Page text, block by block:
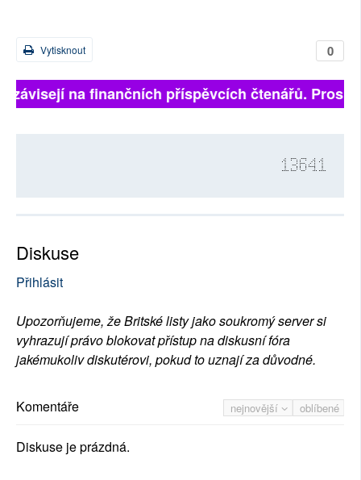
0
Vytisknout
na finančních příspěvcích čtenářů.
13641
Diskuse
Přihlásit
Upozorňujeme, že Britské listy jako soukromý server si
vyhrazují právo blokovat přístup na diskusní fóra
jakémukoliv diskutérovi, pokud to uznají za důvodné.
nejnovější oblíbené
Komentáře
Diskuse je prázdná.